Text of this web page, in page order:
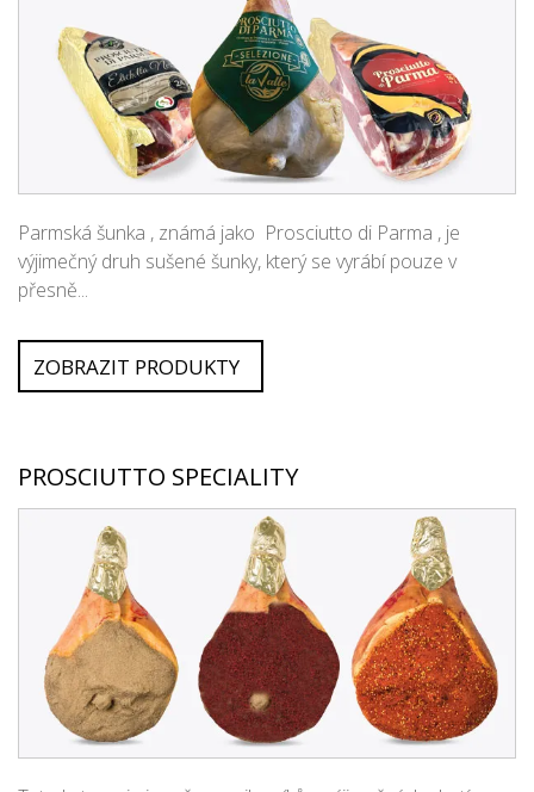
Parmská šunka , známá jako Prosciutto di Parma , je
výjimečný druh sušené šunky, který se vyrábí pouze v
přesně...
ZOBRAZIT PRODUKTY
PROSCIUTTO SPECIALITY